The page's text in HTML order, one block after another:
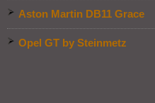
Aston Martin DB11 Grace
Opel GT by Steinmetz